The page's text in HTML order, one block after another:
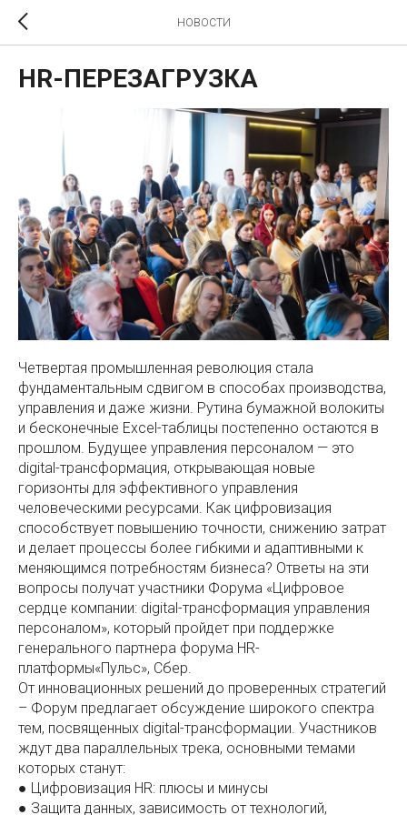
НОВОСТИ
HR-ПЕРЕЗАГРУЗКА
Четвертая промышленная революция стала
фундаментальным сдвигом в способах производства,
управления и даже жизни. Рутина бумажной волокиты
и бесконечные Excel-таблицы постепенно остаются в
прошлом. Будущее управления персоналом — это
digital-трансформация, открывающая новые
горизонты для эффективного управления
человеческими ресурсами. Как цифровизация
способствует повышению точности, снижению затрат
и делает процессы более гибкими и адаптивными к
меняющимся потребностям бизнеса? Ответы на эти
вопросы получат участники Форума «Цифровое
сердце компании: digital-трансформация управления
персоналом», который пройдет при поддержке
генерального партнера форума HR-
платформы«Пульс», Сбер.
От инновационных решений до проверенных стратегий
– Форум предлагает обсуждение широкого спектра
тем, посвященных digital-трансформации. Участников
ждут два параллельных трека, основными темами
которых станут:
● Цифровизация HR: плюсы и минусы
● Защита данных, зависимость от технологий,